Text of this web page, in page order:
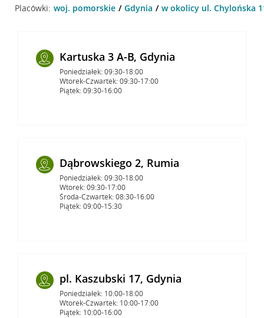
Placówki: woj. pomorskie Gdynia w okolicy ul. Chylońska
Kartuska 3 A-B, Gdynia
Poniedziałek: 09:30-18:00
Wtorek-Czwartek: 09:30-17:00
Piątek: 09:30-16:00
Dąbrowskiego 2, Rumia
Poniedziałek: 09:30-18:00
Wtorek: 09:30-17:00
Środa-Czwartek: 08:30-16:00
Piątek: 09:00-15:30
pl. Kaszubski 17, Gdynia
Poniedziałek: 10:00-18:00
Wtorek-Czwartek: 10:00-17:00
Piątek: 10:00-16:00